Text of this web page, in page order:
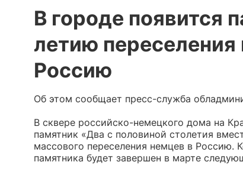
В городе появится
летию переселения
Россию
Об этом сообщает пресс-служба
В сквере российско-немецкого дома на
памятник «Два с половиной столетия
массового переселения немцев в Россию.
памятника будет завершен в марте